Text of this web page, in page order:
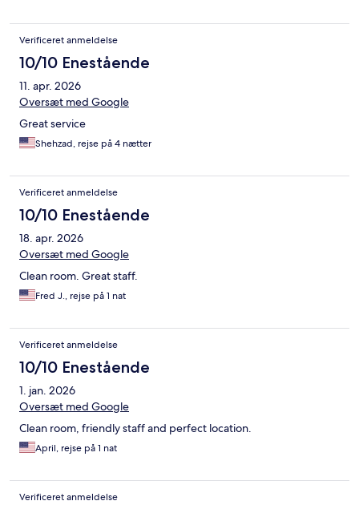
Verificeret anmeldelse
10/10 Enestående
11. apr. 2026
Oversæt med Google
Great service
Shehzad, rejse på 4 nætter
Verificeret anmeldelse
10/10 Enestående
18. apr. 2026
Oversæt med Google
Clean room. Great staff.
Fred J., rejse på 1 nat
Verificeret anmeldelse
10/10 Enestående
1. jan. 2026
Oversæt med Google
Clean room, friendly staff and perfect location.
April, rejse på 1 nat
Verificeret anmeldelse